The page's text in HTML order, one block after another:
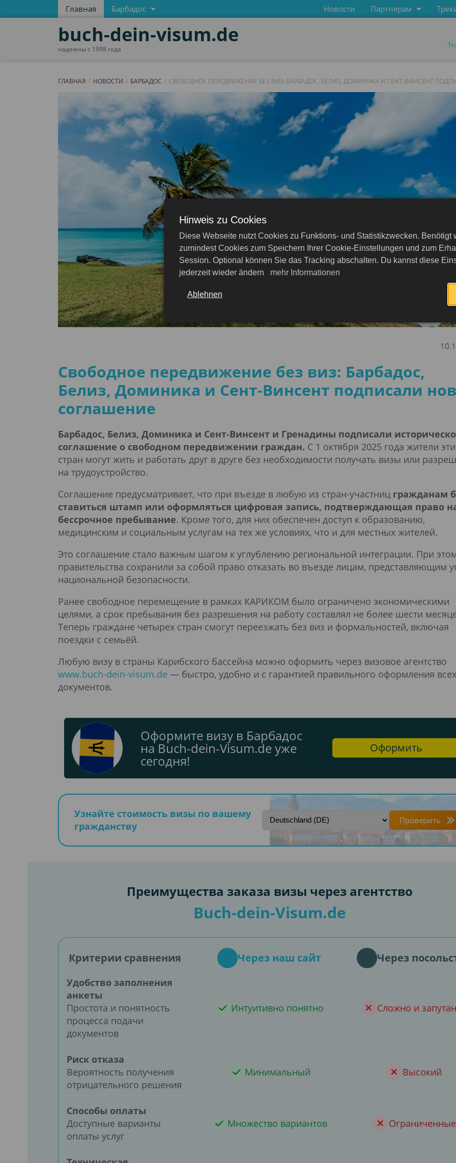
Главная Барбадос Новости Партнерам
buch-dein-visum.de
надежны с 1998 года
ГЛАВНАЯ НОВОСТИ БАРБАДОС СВОБОДНОЕ ПЕРЕДВИЖЕНИЕ БЕЗ ВИЗ: БАРБАДОС, БЕЛИЗ, ДОМИНИКА И СЕНТ-ВИНСЕНТ
Свободное передвижение без виз: Барбадос,
Белиз, Доминика и Сент-Винсент подписали
соглашение
Барбадос, Белиз, Доминика и Сент-Винсент и Гренадины подписали
соглашение о свободном передвижении граждан. С 1 октября 2025 года жители
стран могут жить и работать друг в друге без необходимости получать визы или
на трудоустройство.
Соглашение предусматривает, что при въезде в любую из стран-участниц гражданам
ставиться штамп или оформляться цифровая запись, подтверждающая право
бессрочное пребывание. Кроме того, для них обеспечен доступ к образованию,
медицинским и социальным услугам на тех же условиях, что и для местных жителей.
Это соглашение стало важным шагом к углублению региональной интеграции. При
правительства сохранили за собой право отказать во въезде лицам, представляющим
национальной безопасности.
Ранее свободное перемещение в рамках КАРИКОМ было ограничено экономическими
целями, а срок пребывания без разрешения на работу составлял не более шести
Теперь граждане четырех стран смогут переезжать без виз и формальностей, включая
поездки с семьёй.
Любую визу в страны Карибского бассейна можно оформить через визовое агентство
www.buch-dein-visum.de — быстро, удобно и с гарантией правильного оформления всех
документов.
Оформите визу в Барбадос
на Buch-dein-Visum.de уже
сегодня!
Оформить
Узнайте стоимость визы по вашему
гражданству
Проверить
Преимущества заказа визы через агентство
Buch-dein-Visum.de
Критерии сравнения Через наш сайт Через
Удобство заполнения
анкеты
Простота и понятность
процесса подачи
документов
Интуитивно понятно Сложно и
Риск отказа
Вероятность получения
отрицательного решения
Минимальный Высокий
Способы оплаты
Доступные варианты
оплаты услуг
Множество вариантов Ограниченные
Hinweis zu Cookies
Diese Webseite nutzt Cookies zu Funktions- und Statistikzwecken. Benötigt
zumindest Cookies zum Speichern Ihrer Cookie-Einstellungen und zum
Session. Optional können Sie das Tracking abschalten. Du kannst diese
jederzeit wieder ändern
mehr Informationen
Ablehnen